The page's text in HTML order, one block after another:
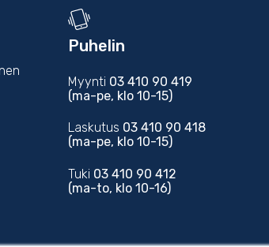
Puhelin
Myynti 03 410 90 419
(ma-pe, klo 10-15)
Laskutus 03 410 90 418
(ma-pe, klo 10-15)
Tuki 03 410 90 412
(ma-to, klo 10-16)